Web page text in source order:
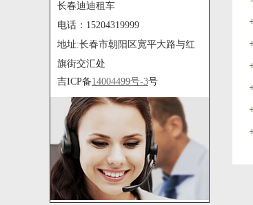
长春迪迪租车
电话：15204319999
地址:长春市朝阳区宽平大路与红
旗街交汇处
吉ICP备14004499号-3号